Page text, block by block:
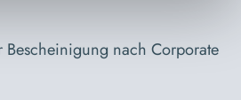
Bescheinigung nach Corporate